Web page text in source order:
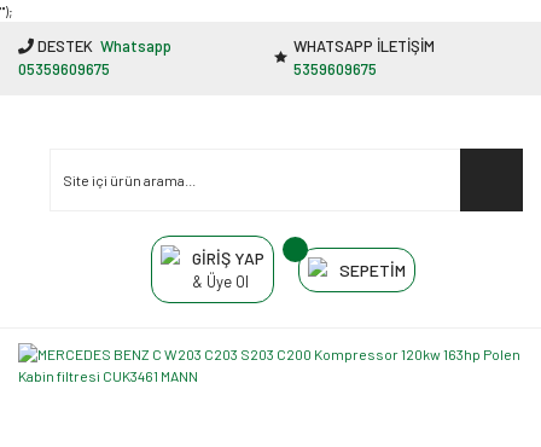
"');
DESTEK Whatsapp
05359609675
WHATSAPP İLETİŞİM
5359609675
GİRİŞ YAP
& Üye Ol
SEPETİM